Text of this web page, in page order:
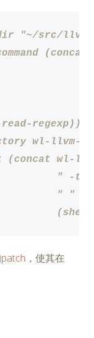
"~/src/
regexp))
(concat wl-
patch ，使其在